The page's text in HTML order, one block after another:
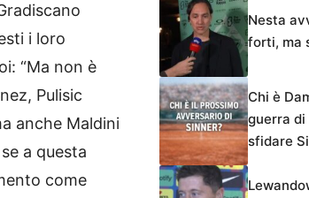
i loro
“Ma non è
Pulisic
anche Maldini
a questa
come
Nesta
forti, ma
Chi è
guerra di
sfidare